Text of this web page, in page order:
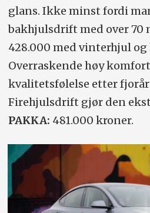
glans. Ikke minst fordi
bakhjulsdrift med over
428.000 med vinterhjul og
Overraskende høy
kvalitetsfølelse etter
Firehjulsdrift gjør den
PAKKA: 481.000 kroner.